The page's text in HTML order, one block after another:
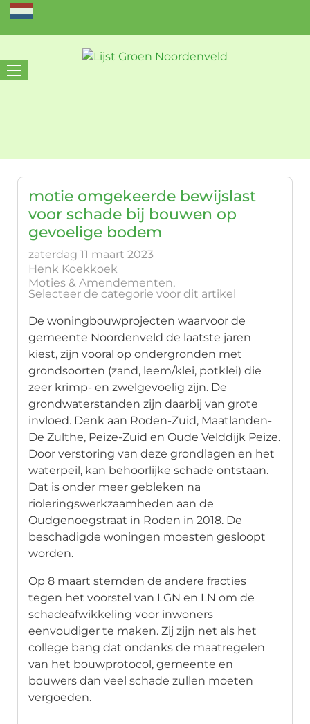
motie omgekeerde bewijslast
voor schade bij bouwen op
gevoelige bodem
zaterdag 11 maart 2023
Henk Koekkoek
Moties & Amendementen
Selecteer de categorie voor dit artikel
De woningbouwprojecten waarvoor de
gemeente Noordenveld de laatste jaren
kiest, zijn vooral op ondergronden met
grondsoorten (zand, leem/klei, potklei) die
zeer krimp- en zwelgevoelig zijn. De
grondwaterstanden zijn daarbij van grote
invloed. Denk aan Roden-Zuid, Maatlanden-
De Zulthe, Peize-Zuid en Oude Velddijk Peize.
Door verstoring van deze grondlagen en het
waterpeil, kan behoorlijke schade ontstaan.
Dat is onder meer gebleken na
rioleringswerkzaamheden aan de
Oudgenoegstraat in Roden in 2018. De
beschadigde woningen moesten gesloopt
worden.
Op 8 maart stemden de andere fracties
tegen het voorstel van LGN en LN om de
schadeafwikkeling voor inwoners
eenvoudiger te maken. Zij zijn net als het
college bang dat ondanks de maatregelen
van het bouwprotocol, gemeente en
bouwers dan veel schade zullen moeten
vergoeden.